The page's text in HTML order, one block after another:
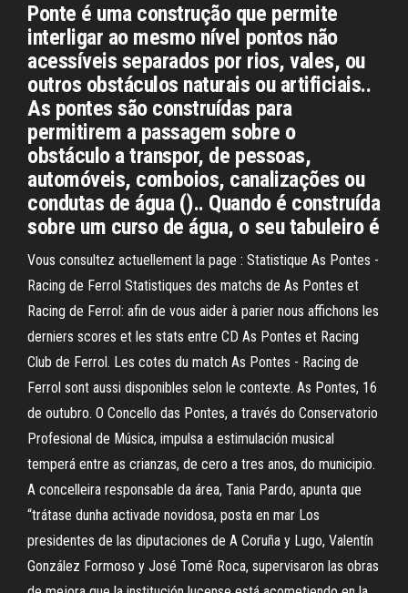
Ponte é uma construção que permite
interligar ao mesmo nível pontos não
acessíveis separados por rios, vales, ou
outros obstáculos naturais ou artificiais..
As pontes são construídas para
permitirem a passagem sobre o
obstáculo a transpor, de pessoas,
automóveis, comboios, canalizações ou
condutas de água ().. Quando é construída
sobre um curso de água, o seu tabuleiro é
Vous consultez actuellement la page : Statistique As Pontes -
Racing de Ferrol Statistiques des matchs de As Pontes et
Racing de Ferrol: afin de vous aider à parier nous affichons les
derniers scores et les stats entre CD As Pontes et Racing
Club de Ferrol. Les cotes du match As Pontes - Racing de
Ferrol sont aussi disponibles selon le contexte. As Pontes, 16
de outubro. O Concello das Pontes, a través do Conservatorio
Profesional de Música, impulsa a estimulación musical
temperá entre as crianzas, de cero a tres anos, do municipio.
A concelleira responsable da área, Tania Pardo, apunta que
“trátase dunha activade novidosa, posta en mar Los
presidentes de las diputaciones de A Coruña y Lugo, Valentín
González Formoso y José Tomé Roca, supervisaron las obras